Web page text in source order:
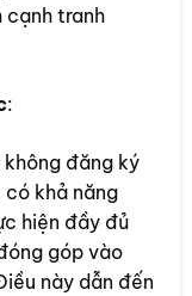
cạnh tranh
:
không đăng ký
khả năng
hiện đầy đủ
góp vào
này dẫn đến